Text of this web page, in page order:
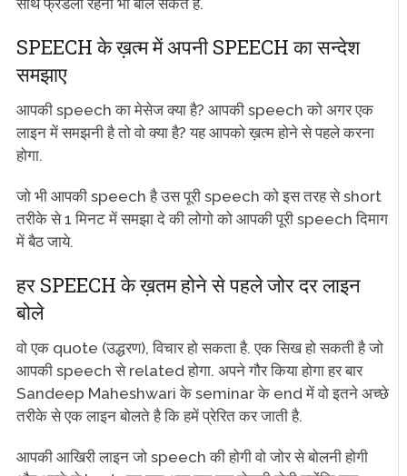
SPEECH के ख़त्म में अपनी SPEECH का सन्देश
समझाए
आपकी speech का मेसेज क्या है? आपकी speech को अगर एक
लाइन में समझनी है तो वो क्या है? यह आपको ख़त्म होने से पहले करना
होगा.
जो भी आपकी speech है उस पूरी speech को इस तरह से short
तरीके से 1 मिनट में समझा दे की लोगो को आपकी पूरी speech दिमाग
में बैठ जाये.
हर SPEECH के ख़तम होने से पहले जोर दर लाइन
बोले
वो एक quote (उद्धरण), विचार हो सकता है. एक सिख हो सकती है जो
आपकी speech से related होगा. अपने गौर किया होगा हर बार
Sandeep Maheshwari के seminar के end में वो इतने अच्छे
तरीके से एक लाइन बोलते है कि हमें प्रेरित कर जाती है.
आपकी आखिरी लाइन जो speech की होगी वो जोर से बोलनी होगी